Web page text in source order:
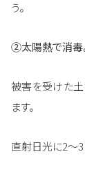
う。
②太陽熱で消毒
被害を受けた土
ます。
直射日光に2～3